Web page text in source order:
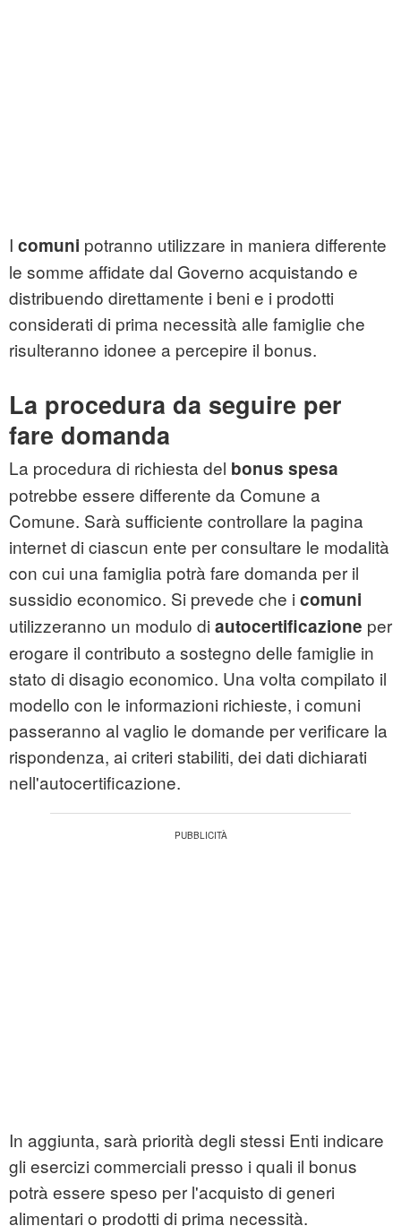
I comuni potranno utilizzare in maniera differente
le somme affidate dal Governo acquistando e
distribuendo direttamente i beni e i prodotti
considerati di prima necessità alle famiglie che
risulteranno idonee a percepire il bonus.
La procedura da seguire per
fare domanda
La procedura di richiesta del bonus spesa
potrebbe essere differente da Comune a
Comune. Sarà sufficiente controllare la pagina
internet di ciascun ente per consultare le modalità
con cui una famiglia potrà fare domanda per il
sussidio economico. Si prevede che i comuni
utilizzeranno un modulo di autocertificazione per
erogare il contributo a sostegno delle famiglie in
stato di disagio economico. Una volta compilato il
modello con le informazioni richieste, i comuni
passeranno al vaglio le domande per verificare la
rispondenza, ai criteri stabiliti, dei dati dichiarati
nell'autocertificazione.
In aggiunta, sarà priorità degli stessi Enti indicare
gli esercizi commerciali presso i quali il bonus
potrà essere speso per l'acquisto di generi
alimentari o prodotti di prima necessità.